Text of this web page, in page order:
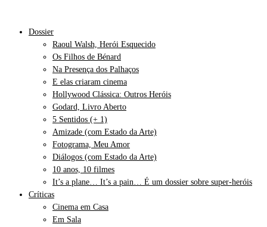
Dossier
Raoul Walsh, Herói Esquecido
Os Filhos de Bénard
Na Presença dos Palhaços
E elas criaram cinema
Hollywood Clássica: Outros Heróis
Godard, Livro Aberto
5 Sentidos (+ 1)
Amizade (com Estado da Arte)
Fotograma, Meu Amor
Diálogos (com Estado da Arte)
10 anos, 10 filmes
It’s a plane… It’s a pain… É um dossier sobre super-heróis
Críticas
Cinema em Casa
Em Sala